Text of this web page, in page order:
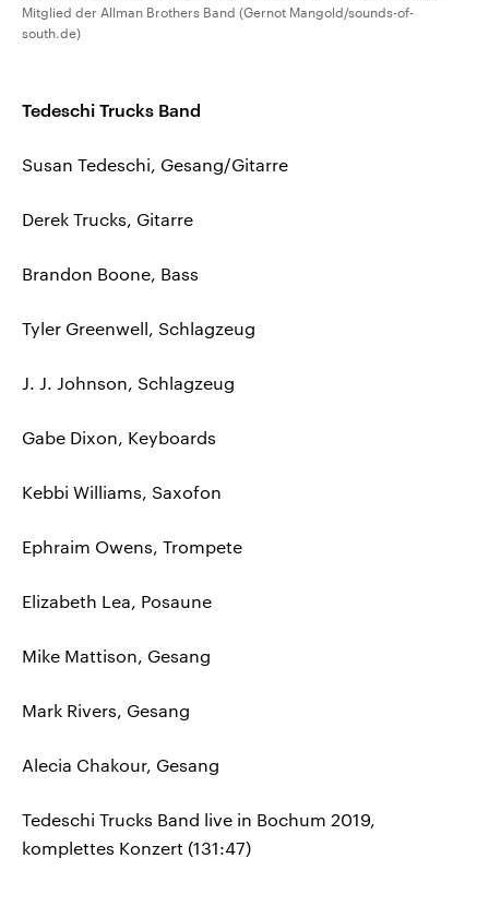
Mitglied der Allman Brothers Band (Gernot Mangold/sounds-of-
south.de)
Tedeschi Trucks Band
Susan Tedeschi, Gesang/Gitarre
Derek Trucks, Gitarre
Brandon Boone, Bass
Tyler Greenwell, Schlagzeug
J. J. Johnson, Schlagzeug
Gabe Dixon, Keyboards
Kebbi Williams, Saxofon
Ephraim Owens, Trompete
Elizabeth Lea, Posaune
Mike Mattison, Gesang
Mark Rivers, Gesang
Alecia Chakour, Gesang
Tedeschi Trucks Band live in Bochum 2019,
komplettes Konzert (131:47)